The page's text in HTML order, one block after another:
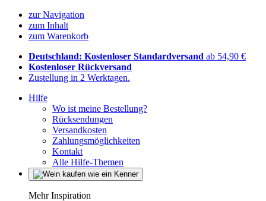
zur Navigation
zum Inhalt
zum Warenkorb
Deutschland: Kostenloser Standardversand ab 54,90 €
Kostenloser Rückversand
Zustellung in 2 Werktagen.
Hilfe
Wo ist meine Bestellung?
Rücksendungen
Versandkosten
Zahlungsmöglichkeiten
Kontakt
Alle Hilfe-Themen
Mehr Inspiration